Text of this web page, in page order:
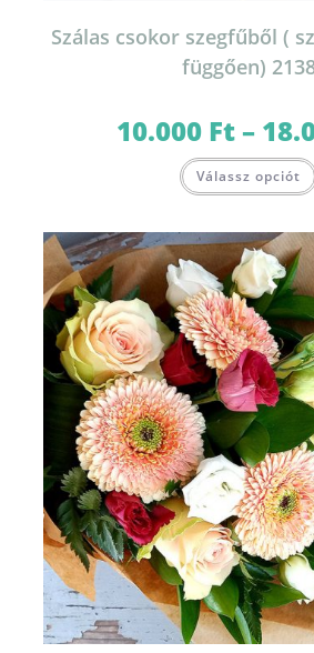
Szálas csokor szegfűből (
függően)
10.000 Ft–
Válassz opciót